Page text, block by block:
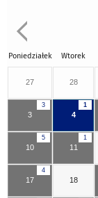
Poniedziałek Wtorek
27 28
3
3
1
4
5
10
1
11
4
17 18